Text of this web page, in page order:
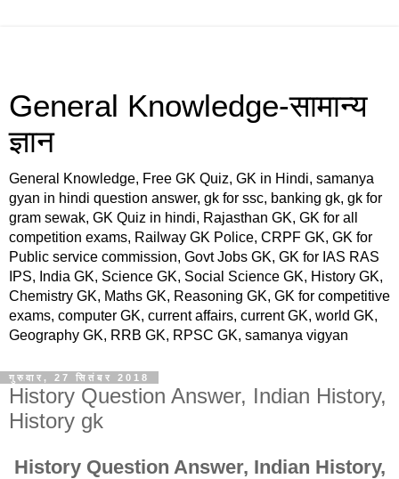
General Knowledge-सामान्य
ज्ञान
General Knowledge, Free GK Quiz, GK in Hindi, samanya
gyan in hindi question answer, gk for ssc, banking gk, gk for
gram sewak, GK Quiz in hindi, Rajasthan GK, GK for all
competition exams, Railway GK Police, CRPF GK, GK for
Public service commission, Govt Jobs GK, GK for IAS RAS
IPS, India GK, Science GK, Social Science GK, History GK,
Chemistry GK, Maths GK, Reasoning GK, GK for competitive
exams, computer GK, current affairs, current GK, world GK,
Geography GK, RRB GK, RPSC GK, samanya vigyan
गुरुवार, 27 सितंबर 2018
History Question Answer, Indian History,
History gk
History Question Answer, Indian History,